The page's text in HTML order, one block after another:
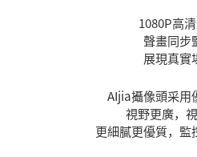
1080P高
聲畫同步
展現真實
AIjia攝像頭采用
視野更廣，
更細膩更優質，監